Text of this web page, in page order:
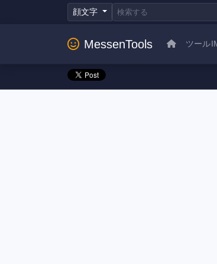
顔文字
MessenTools ツール